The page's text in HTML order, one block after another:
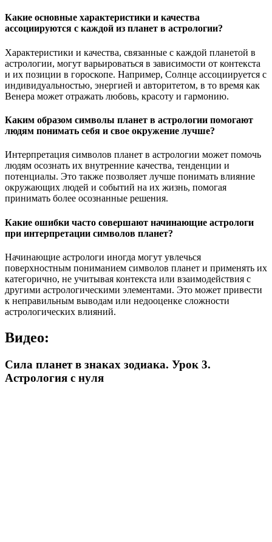
Какие основные характеристики и качества
ассоциируются с каждой из планет в астрологии?
Характеристики и качества, связанные с каждой планетой в
астрологии, могут варьироваться в зависимости от контекста
и их позиции в гороскопе. Например, Солнце ассоциируется с
индивидуальностью, энергией и авторитетом, в то время как
Венера может отражать любовь, красоту и гармонию.
Каким образом символы планет в астрологии помогают
людям понимать себя и свое окружение лучше?
Интерпретация символов планет в астрологии может помочь
людям осознать их внутренние качества, тенденции и
потенциалы. Это также позволяет лучше понимать влияние
окружающих людей и событий на их жизнь, помогая
принимать более осознанные решения.
Какие ошибки часто совершают начинающие астрологи
при интерпретации символов планет?
Начинающие астрологи иногда могут увлечься
поверхностным пониманием символов планет и применять их
категорично, не учитывая контекста или взаимодействия с
другими астрологическими элементами. Это может привести
к неправильным выводам или недооценке сложности
астрологических влияний.
Видео:
Сила планет в знаках зодиака. Урок 3.
Астрология с нуля